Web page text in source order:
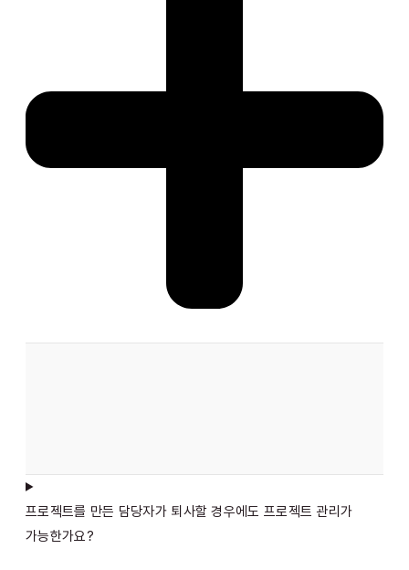
프로젝트를 만든 담당자가 퇴사할 경우에도 프로젝트 관리가
가능한가요?